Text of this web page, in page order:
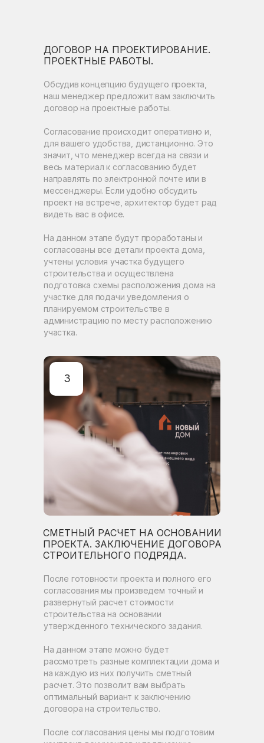
ДОГОВОР НА ПРОЕКТИРОВАНИЕ.
ПРОЕКТНЫЕ РАБОТЫ.
СМЕТНЫЙ РАСЧЕТ НА ОСНОВАНИИ
ПРОЕКТА. ЗАКЛЮЧЕНИЕ ДОГОВОРА
СТРОИТЕЛЬНОГО ПОДРЯДА.
Обсудив концепцию будущего проекта,
наш менеджер предложит вам заключить
договор на проектные работы.
Согласование происходит оперативно и,
для вашего удобства, дистанционно. Это
значит, что менеджер всегда на связи и
весь материал к согласованию будет
направлять по электронной почте или в
мессенджеры. Если удобно обсудить
проект на встрече, архитектор будет рад
видеть вас в офисе.
На данном этапе будут проработаны и
согласованы все детали проекта дома,
учтены условия участка будущего
строительства и осуществлена
подготовка схемы расположения дома на
участке для подачи уведомления о
планируемом строительстве в
администрацию по месту расположению
участка.
После готовности проекта и полного его
согласования мы произведем точный и
развернутый расчет стоимости
строительства на основании
утвержденного технического задания.
На данном этапе можно будет
рассмотреть разные комплектации дома и
на каждую из них получить сметный
расчет. Это позволит вам выбрать
оптимальный вариант к заключению
договора на строительство.
После согласования цены мы подготовим
3